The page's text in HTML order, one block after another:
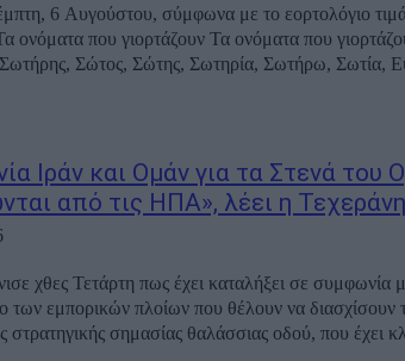
6 Αυγούστου, σύμφωνα με το εορτολόγιο
Τα ονόματα που γιορτάζουν σήμερα είναι τα εξής:
Ιράν και Ομάν για τα Στενά του
από τις ΗΠΑ», λέει η Τεχεράνη
χθες Τετάρτη πως έχει καταλήξει σε
των εμπορικών πλοίων που θέλουν να
στρατηγικής σημασίας θαλάσσιας οδού, που έχει